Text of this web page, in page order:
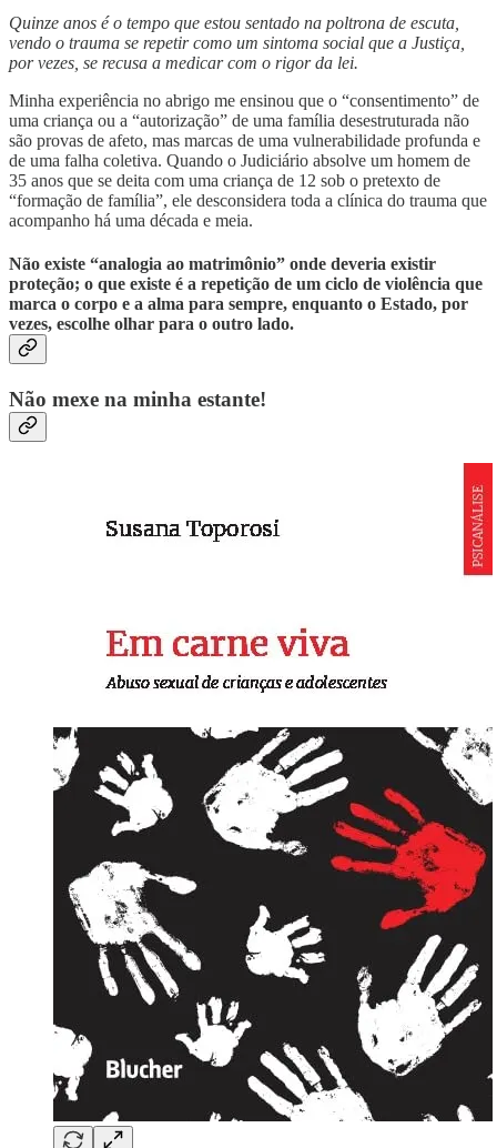
Quinze anos é o tempo que estou sentado na poltrona de escuta,
vendo o trauma se repetir como um sintoma social que a Justiça,
por vezes, se recusa a medicar com o rigor da lei.
Minha experiência no abrigo me ensinou que o “consentimento” de
uma criança ou a “autorização” de uma família desestruturada não
são provas de afeto, mas marcas de uma vulnerabilidade profunda e
de uma falha coletiva. Quando o Judiciário absolve um homem de
35 anos que se deita com uma criança de 12 sob o pretexto de
“formação de família”, ele desconsidera toda a clínica do trauma que
acompanho há uma década e meia.
Não existe “analogia ao matrimônio” onde deveria existir
proteção; o que existe é a repetição de um ciclo de violência que
marca o corpo e a alma para sempre, enquanto o Estado, por
vezes, escolhe olhar para o outro lado.
Não mexe na minha estante!